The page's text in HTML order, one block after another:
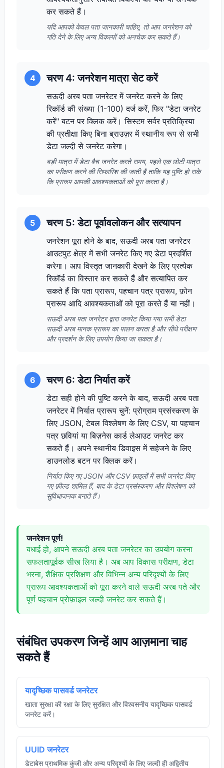
कर सकते हैं।
यदि आपको केवल पता जानकारी चाहिए, तो आप जनरेशन को
गति देने के लिए अन्य विकल्पों को अनचेक कर सकते हैं।
4 चरण 4: जनरेशन मात्रा सेट करें
सऊदी अरब पता जनरेटर में जनरेट करने के लिए
रिकॉर्ड की संख्या (1-100) दर्ज करें, फिर "डेटा जनरेट
करें" बटन पर क्लिक करें। सिस्टम सर्वर प्रतिक्रिया
की प्रतीक्षा किए बिना ब्राउज़र में स्थानीय रूप से सभी
डेटा जल्दी से जनरेट करेगा।
बड़ी मात्रा में डेटा बैच जनरेट करते समय, पहले एक छोटी मात्रा
का परीक्षण करने की सिफारिश की जाती है ताकि यह पुष्टि हो सके
कि प्रारूप आपकी आवश्यकताओं को पूरा करता है।
5 चरण 5: डेटा पूर्वावलोकन और सत्यापन
जनरेशन पूरा होने के बाद, सऊदी अरब पता जनरेटर
आउटपुट क्षेत्र में सभी जनरेट किए गए डेटा प्रदर्शित
करेगा। आप विस्तृत जानकारी देखने के लिए प्रत्येक
रिकॉर्ड का विस्तार कर सकते हैं और सत्यापित कर
सकते हैं कि पता प्रारूप, पहचान पत्र प्रारूप, फ़ोन
प्रारूप आदि आवश्यकताओं को पूरा करते हैं या नहीं।
सऊदी अरब पता जनरेटर द्वारा जनरेट किया गया सभी डेटा
सऊदी अरब मानक प्रारूप का पालन करता है और सीधे परीक्षण
और प्रदर्शन के लिए उपयोग किया जा सकता है।
6 चरण 6: डेटा निर्यात करें
डेटा सही होने की पुष्टि करने के बाद, सऊदी अरब पता
जनरेटर में निर्यात प्रारूप चुनें: प्रोग्राम प्रसंस्करण के
लिए JSON, टेबल विश्लेषण के लिए CSV, या पहचान
पत्र छवियां या बिज़नेस कार्ड लेआउट जनरेट कर
सकते हैं। अपने स्थानीय डिवाइस में सहेजने के लिए
डाउनलोड बटन पर क्लिक करें।
निर्यात किए गए JSON और CSV फ़ाइलों में सभी जनरेट किए
गए फ़ील्ड शामिल हैं, बाद के डेटा प्रसंस्करण और विश्लेषण को
सुविधाजनक बनाते हैं।
जनरेशन पूर्ण!
बधाई हो, आपने सऊदी अरब पता जनरेटर का उपयोग करना
सफलतापूर्वक सीख लिया है। अब आप विकास परीक्षण, डेटा
भरना, शैक्षिक प्रशिक्षण और विभिन्न अन्य परिदृश्यों के लिए
प्रारूप आवश्यकताओं को पूरा करने वाले सऊदी अरब पते और
पूर्ण पहचान प्रोफ़ाइल जल्दी जनरेट कर सकते हैं।
संबंधित उपकरण जिन्हें आप आज़माना चाह
सकते हैं
यादृच्छिक पासवर्ड जनरेटर
खाता सुरक्षा की रक्षा के लिए सुरक्षित और विश्वसनीय यादृच्छिक पासवर्ड
जनरेट करें।
UUID जनरेटर
डेटाबेस प्राथमिक कुंजी और अन्य परिदृश्यों के लिए जल्दी ही अद्वितीय